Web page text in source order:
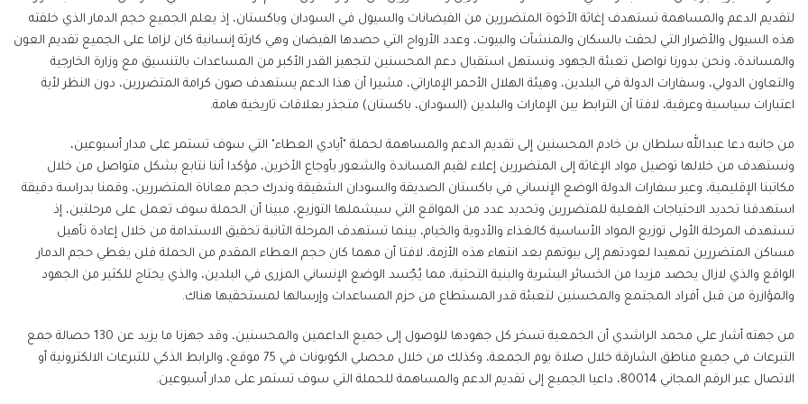
لتقديم الدعم والمساهمة تستهدف إغاثة الأخوة المتضررين من الفيضانات والسيول في السودان وباكستان، إذ يعلم الجميع حجم الدمار الذي خلفته
هذه السيول والأضرار التي لحقت بالسكان والمنشآت والبيوت، وعدد الأرواح التي حصدها الفيضان وهي كارثة إنسانية كان لزاما على الجميع تقديم العون
والمساندة، ونحن بدورنا نواصل تعبئة الجهود ونستهل استقبال دعم المحسنين لتجهيز القدر الأكبر من المساعدات بالتنسيق مع وزارة الخارجية
والتعاون الدولي، وسفارات الدولة في البلدين، وهيئة الهلال الأحمر الإماراتي، مشيرا أن هذا الدعم يستهدف صون كرامة المتضررين، دون النظر لأية
اعتبارات سياسية وعرقية، لافتا أن الترابط بين الإمارات والبلدين (السودان، باكستان) متجذر بعلاقات تاريخية هامة.
من جانبه دعا عبدالله سلطان بن خادم المحسنين إلى تقديم الدعم والمساهمة لحملة "أيادي العطاء" التي سوف تستمر على مدار أسبوعين،
ونستهدف من خلالها توصيل مواد الإغاثة إلى المتضررين إعلاء لقيم المساندة والشعور بأوجاع الأخرين، مؤكدا أننا نتابع بشكل متواصل من خلال
مكاتبنا الإقليمية، وعبر سفارات الدولة الوضع الإنساني في باكستان الصديقة والسودان الشقيقة وندرك حجم معاناة المتضررين، وقمنا بدراسة دقيقة
استهدفنا تحديد الاحتياجات الفعلية للمتضررين وتحديد عدد من المواقع التي سيشملها التوزيع، مبينا أن الحملة سوف تعمل على مرحلتين، إذ
تستهدف المرحلة الأولى توزيع المواد الأساسية كالغذاء والأدوية والخيام، بينما تستهدف المرحلة الثانية تحقيق الاستدامة من خلال إعادة تأهيل
مساكن المتضررين تمهيدا لعودتهم إلى بيوتهم بعد انتهاء هذه الأزمة، لافتا أن مهما كان حجم العطاء المقدم من الحملة فلن يغطي حجم الدمار
الواقع والذي لازال يحصد مزيدا من الخسائر البشرية والبنية التحتية، مما يُجّسد الوضع الإنساني المزرى في البلدين، والذي يحتاج للكثير من الجهود
والمؤازرة من قبل أفراد المجتمع والمحسنين لتعبئة قدر المستطاع من حزم المساعدات وإرسالها لمستحقيها هناك.
من جهته أشار علي محمد الراشدي أن الجمعية تسخر كل جهودها للوصول إلى جميع الداعمين والمحسنين، وقد جهزنا ما يزيد عن 130 حصالة جمع
التبرعات في جميع مناطق الشارقة خلال صلاة يوم الجمعة، وكذلك من خلال محصلي الكوبونات في 75 موقع، والرابط الذكي للتبرعات الالكترونية أو
الاتصال عبر الرقم المجاني 80014، داعيا الجميع إلى تقديم الدعم والمساهمة للحملة التي سوف تستمر على مدار أسبوعين.